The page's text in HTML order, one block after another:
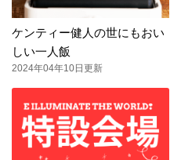
ケンティー健人の世にもおい
しい一人飯
2024年04年10日更新